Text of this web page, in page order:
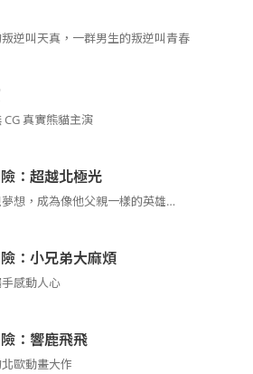
逆叫天真，一群男生的叛逆叫青春
CG 真實熊貓主演
：超越北極光
想，成為像他父親一樣的英雄…
：小兄弟大麻煩
感動人心
：響鹿飛飛
歐動畫大作